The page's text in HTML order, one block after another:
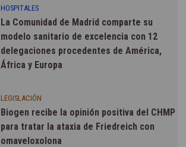
HOSPITALES
La Comunidad de Madrid comparte su
modelo sanitario de excelencia con 12
delegaciones procedentes de América,
África y Europa
LEGISLACIÓN
Biogen recibe la opinión positiva del CHMP
para tratar la ataxia de Friedreich con
omaveloxolona